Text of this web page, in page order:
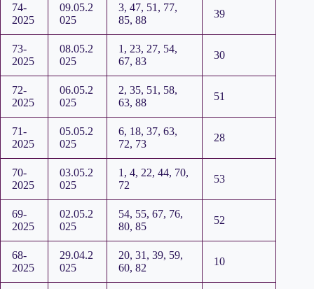
74-
2025
09.05.2
025
3, 47, 51, 77,
85, 88
39
73-
2025
08.05.2
025
1, 23, 27, 54,
67, 83
30
72-
2025
06.05.2
025
2, 35, 51, 58,
63, 88
51
71-
2025
05.05.2
025
6, 18, 37, 63,
72, 73
28
70-
2025
03.05.2
025
1, 4, 22, 44, 70,
72
53
69-
2025
02.05.2
025
54, 55, 67, 76,
80, 85
52
68-
2025
29.04.2
025
20, 31, 39, 59,
60, 82
10